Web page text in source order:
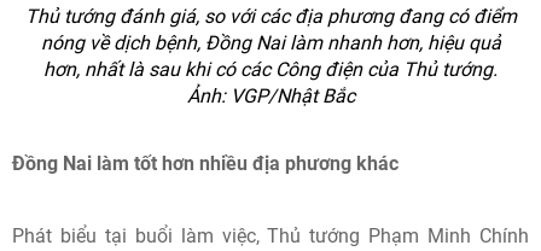
Thủ tướng đánh giá, so với các địa phương đang có điểm
nóng về dịch bệnh, Đồng Nai làm nhanh hơn, hiệu quả
hơn, nhất là sau khi có các Công điện của Thủ tướng.
Ảnh: VGP/Nhật Bắc
Đồng Nai làm tốt hơn nhiều địa phương khác
Phát biểu tại buổi làm việc, Thủ tướng Phạm Minh Chính